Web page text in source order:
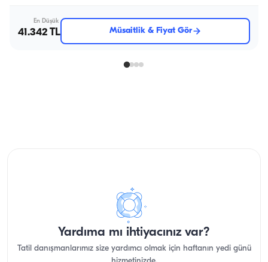
En Düşük
41.342 TL Müsaitlik & Fiyat Gör
Yardıma mı ihtiyacınız var?
Tatil danışmanlarımız size yardımcı olmak için haftanın yedi günü